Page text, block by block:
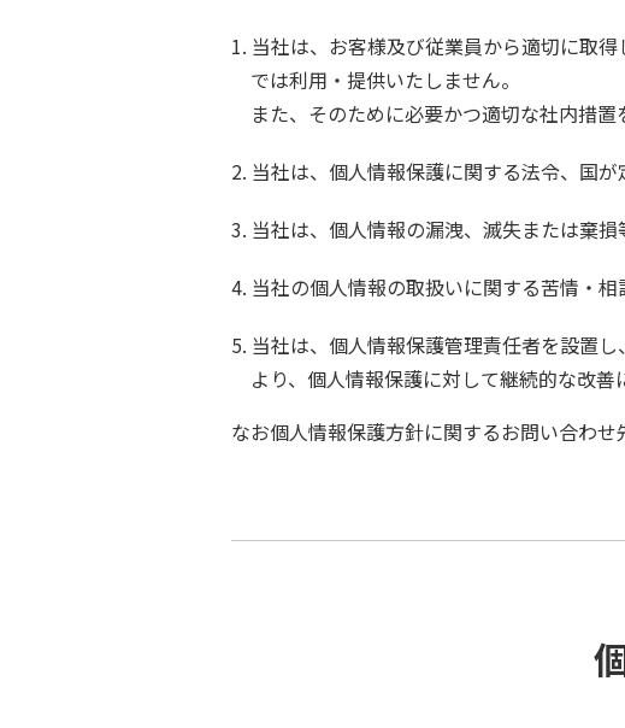
当社は、お客様及び従業員から適切に取
では利用・提供いたしません。
また、そのために必要かつ適切な社内措置
当社は、個人情報保護に関する法令、国
当社は、個人情報の漏洩、滅失または棄
当社の個人情報の取扱いに関する苦情・相
当社は、個人情報保護管理責任者を設置
より、個人情報保護に対して継続的な改
なお個人情報保護方針に関するお問い合わせ